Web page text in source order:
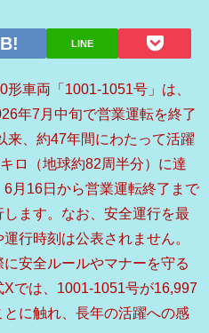
LINE
車両「1001-1051号」は、
年7月中旬で営業運転を終了
来、約47年間にわたって活躍
ロ（地球約82周半分）に達
月16日から営業運転終了まで
ます。なお、安全運行を最
行時刻は公表されません。
安全ルールやマナーを守る
では、1001-1051号が16,997
に触れ、長年の活躍への感